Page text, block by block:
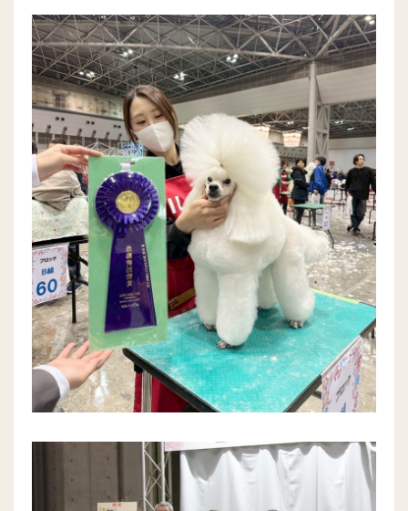
デジタルパンフレット
採用担当の方へ
卒業生の方へ
教職員募集
プライバシーポリシー
OBC・OBM入試センター
0120-606064